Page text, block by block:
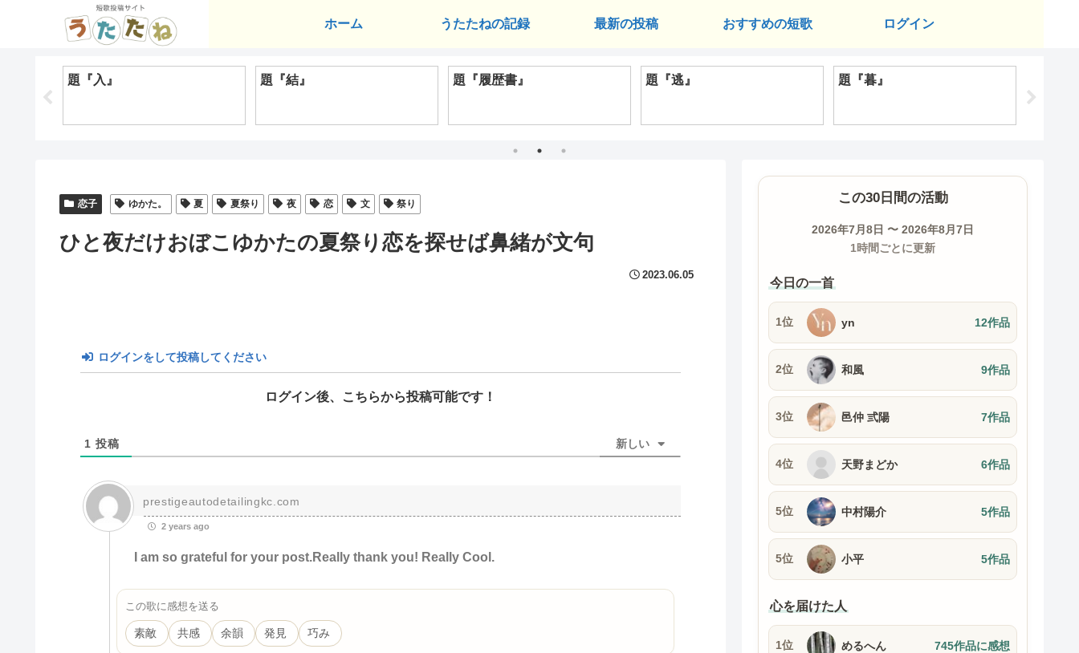
ホーム うたたねの記録 最新の投稿 おすすめの短歌 ログイン
題『入』 題『結』 題『履歴書』 題『逃』 題『暮』
恋子 ゆかた。 夏 夏祭り 夜 恋 文 祭り
ひと夜だけおぼこゆかたの夏祭り恋を探せば鼻緒が文句
2023.06.05
ログインをして投稿してください
ログイン後、こちらから投稿可能です！
1 投稿 新しい
prestigeautodetailingkc.com
2 years ago
I am so grateful for your post.Really thank you! Really Cool.
この歌に感想を送る
素敵 共感 余韻 発見 巧み
この30日間の活動
2026年7月8日 〜 2026年8月7日
1時間ごとに更新
今日の一首
1位 yn 12作品
2位 和風 9作品
3位 邑仲 弎陽 7作品
4位 天野まどか 6作品
5位 中村陽介 5作品
5位 小平 5作品
心を届けた人
1位 めるへん 745作品に感想